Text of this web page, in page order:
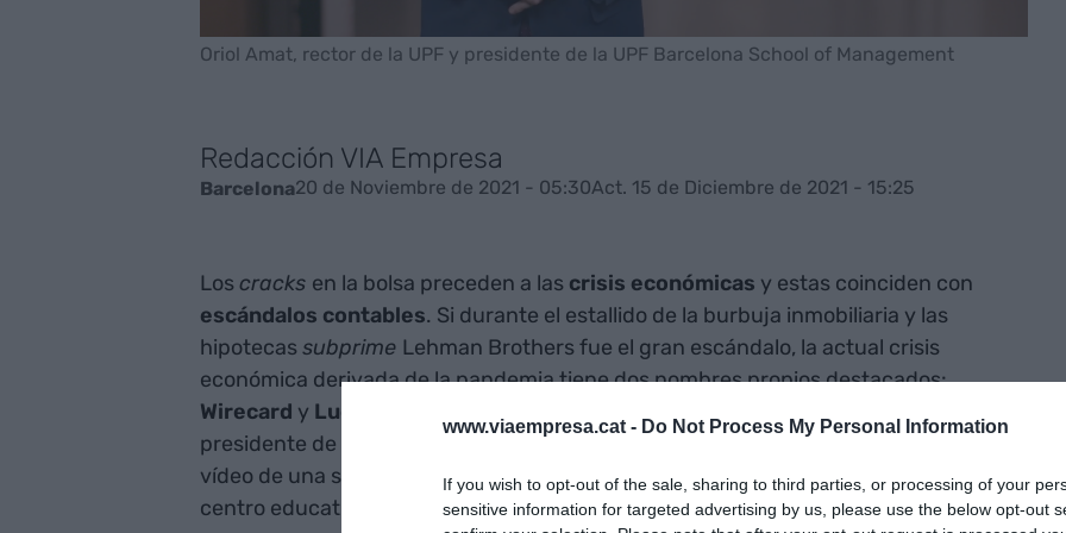
www.viaempresa.cat - Do Not Process My Personal Information
If you wish to opt-out of the sale, sharing to third parties, or processing of your
sensitive information for targeted advertising by us, please use the below opt-out
Oriol Amat, rector de la UPF y presidente de la UPF Barcelona School of Management
Redacción VIA Empresa
Barcelona20 de Noviembre de 2021 - 05:30Act. 15 de Diciembre de 2021 - 15:25
Loscracks en la bolsa preceden a las crisis económicas y estas coinciden con
escándalos contables. Si durante el estallido de la burbuja inmobiliaria y las
hipotecassubprime Lehman Brothers fue el gran escándalo, la actual crisis
económica derivada de la pandemia tiene dos nombres propios destacados:
Wirecard y Luckin
presidente de la
UPF Barcelona School of Management Oriol Amat
vídeo de una serie de piezas sobre finanzas y economía en colaboración con el
centro educativo.